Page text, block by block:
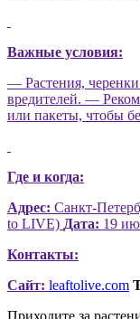
Важные условия:
— Растения,
вредителей. —
или пакеты, чтобы
Где и когда:
Адрес: Санкт-
to LIVE) Дата: 19
Контакты:
Сайт: leaftolive.com